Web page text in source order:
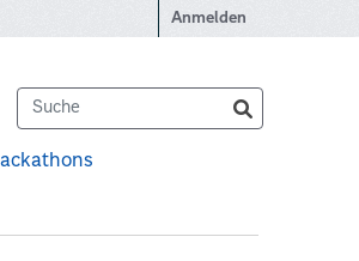
Anmelden